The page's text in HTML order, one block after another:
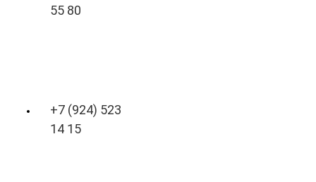
55 80
+7 (924) 523
14 15